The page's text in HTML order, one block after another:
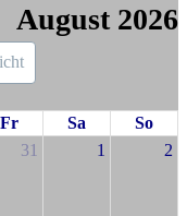
August 2026
Fr Sa
So
31 1 2